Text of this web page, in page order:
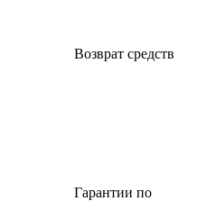
Возврат средств
Гарантии по